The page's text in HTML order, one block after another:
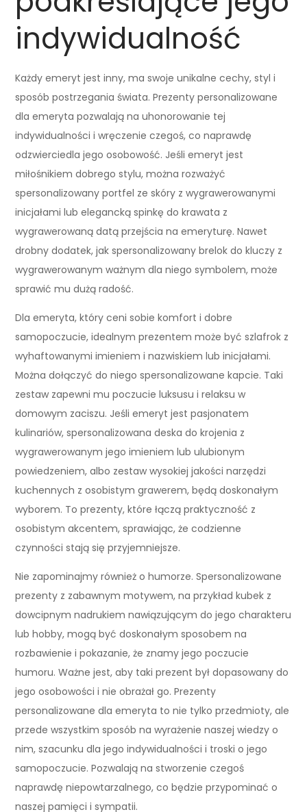
indywidualność
Każdy emeryt jest inny, ma swoje unikalne cechy, styl i
sposób postrzegania świata. Prezenty personalizowane
dla emeryta pozwalają na uhonorowanie tej
indywidualności i wręczenie czegoś, co naprawdę
odzwierciedla jego osobowość. Jeśli emeryt jest
miłośnikiem dobrego stylu, można rozważyć
spersonalizowany portfel ze skóry z wygrawerowanymi
inicjałami lub elegancką spinkę do krawata z
wygrawerowaną datą przejścia na emeryturę. Nawet
drobny dodatek, jak spersonalizowany brelok do kluczy z
wygrawerowanym ważnym dla niego symbolem, może
sprawić mu dużą radość.
Dla emeryta, który ceni sobie komfort i dobre
samopoczucie, idealnym prezentem może być szlafrok z
wyhaftowanymi imieniem i nazwiskiem lub inicjałami.
Można dołączyć do niego spersonalizowane kapcie. Taki
zestaw zapewni mu poczucie luksusu i relaksu w
domowym zaciszu. Jeśli emeryt jest pasjonatem
kulinariów, spersonalizowana deska do krojenia z
wygrawerowanym jego imieniem lub ulubionym
powiedzeniem, albo zestaw wysokiej jakości narzędzi
kuchennych z osobistym grawerem, będą doskonałym
wyborem. To prezenty, które łączą praktyczność z
osobistym akcentem, sprawiając, że codzienne
czynności stają się przyjemniejsze.
Nie zapominajmy również o humorze. Spersonalizowane
prezenty z zabawnym motywem, na przykład kubek z
dowcipnym nadrukiem nawiązującym do jego charakteru
lub hobby, mogą być doskonałym sposobem na
rozbawienie i pokazanie, że znamy jego poczucie
humoru. Ważne jest, aby taki prezent był dopasowany do
jego osobowości i nie obrażał go. Prezenty
personalizowane dla emeryta to nie tylko przedmioty, ale
przede wszystkim sposób na wyrażenie naszej wiedzy o
nim, szacunku dla jego indywidualności i troski o jego
samopoczucie. Pozwalają na stworzenie czegoś
naprawdę niepowtarzalnego, co będzie przypominać o
naszej pamięci i sympatii.